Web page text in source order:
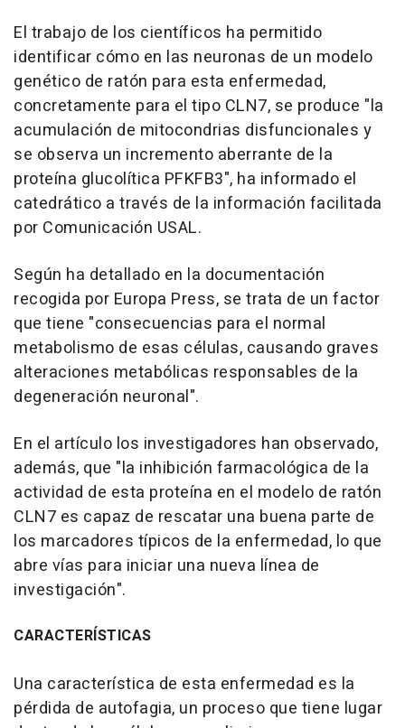
El trabajo de los científicos ha permitido
identificar cómo en las neuronas de un modelo
genético de ratón para esta enfermedad,
concretamente para el tipo CLN7, se produce "la
acumulación de mitocondrias disfuncionales y
se observa un incremento aberrante de la
proteína glucolítica PFKFB3", ha informado el
catedrático a través de la información facilitada
por Comunicación USAL.
Según ha detallado en la documentación
recogida por Europa Press, se trata de un factor
que tiene "consecuencias para el normal
metabolismo de esas células, causando graves
alteraciones metabólicas responsables de la
degeneración neuronal".
En el artículo los investigadores han observado,
además, que "la inhibición farmacológica de la
actividad de esta proteína en el modelo de ratón
CLN7 es capaz de rescatar una buena parte de
los marcadores típicos de la enfermedad, lo que
abre vías para iniciar una nueva línea de
investigación".
CARACTERÍSTICAS
Una característica de esta enfermedad es la
pérdida de autofagia, un proceso que tiene lugar